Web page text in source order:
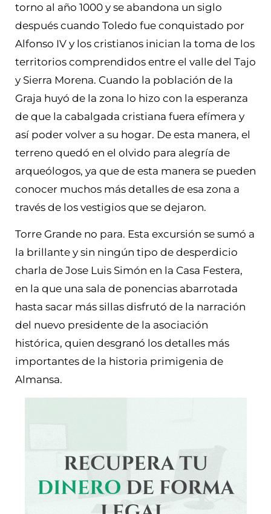
torno al año 1000 y se abandona un siglo
después cuando Toledo fue conquistado por
Alfonso IV y los cristianos inician la toma de los
territorios comprendidos entre el valle del Tajo
y Sierra Morena. Cuando la población de la
Graja huyó de la zona lo hizo con la esperanza
de que la cabalgada cristiana fuera efímera y
así poder volver a su hogar. De esta manera, el
terreno quedó en el olvido para alegría de
arqueólogos, ya que de esta manera se pueden
conocer muchos más detalles de esa zona a
través de los vestigios que se dejaron.
Torre Grande no para. Esta excursión se sumó a
la brillante y sin ningún tipo de desperdicio
charla de Jose Luis Simón en la Casa Festera,
en la que una sala de ponencias abarrotada
hasta sacar más sillas disfrutó de la narración
del nuevo presidente de la asociación
histórica, quien desgranó los detalles más
importantes de la historia primigenia de
Almansa.